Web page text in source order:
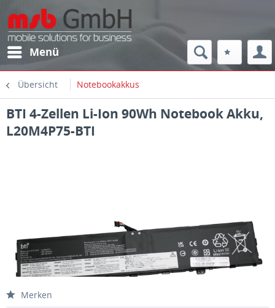
Menü
Übersicht Notebookakkus
BTI 4-Zellen Li-Ion 90Wh Notebook Akku,
L20M4P75-BTI
Merken